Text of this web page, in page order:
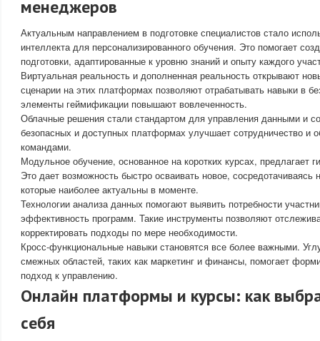
менеджеров
Актуальным направлением в подготовке специалистов стало
интеллекта для персонализированного обучения. Это помогает
подготовки, адаптированные к уровню знаний и опыту каждого
Виртуальная реальность и дополненная реальность открывают
сценарии на этих платформах позволяют отрабатывать навыки в
элементы геймификации повышают вовлеченность.
Облачные решения стали стандартом для управления данными и
безопасных и доступных платформах улучшает сотрудничество
командами.
Модульное обучение, основанное на коротких курсах, предлагает
Это дает возможность быстро осваивать новое, сосредотачиваясь
которые наиболее актуальны в моменте.
Технологии анализа данных помогают выявить потребности
эффективность программ. Такие инструменты позволяют
корректировать подходы по мере необходимости.
Кросс-функциональные навыки становятся все более важными.
смежных областей, таких как маркетинг и финансы, помогает
подход к управлению.
Онлайн платформы и курсы: как
себя